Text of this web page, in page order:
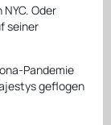
Oder
seiner
Pandemie
geflogen